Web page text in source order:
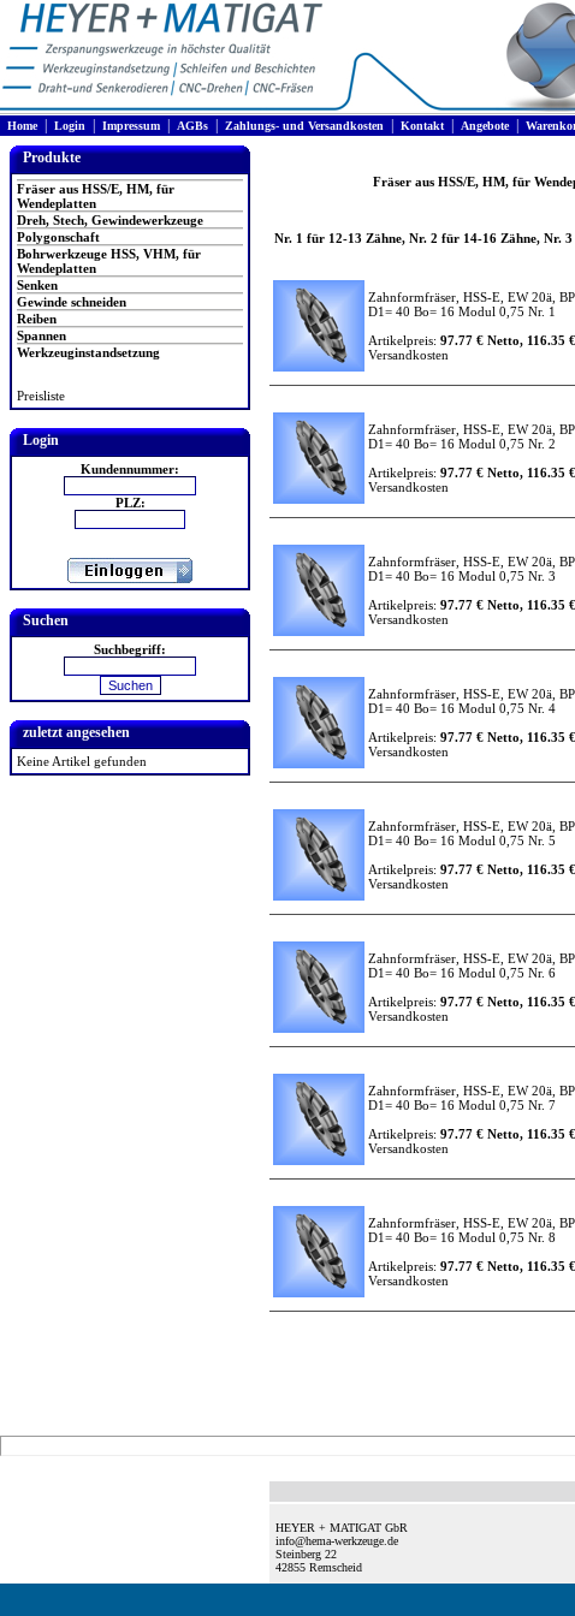
Home| Login Impressum AGBs Zahlungs- und Versandkosten Kontakt| Angebote|
Produkte
Fräser aus HSS/E, HM, für
Wendeplatten
Dreh, Stech, Gewindewerkzeuge
Polygonschaft
Bohrwerkzeuge HSS, VHM, für
Wendeplatten
Senken
Gewinde schneiden
Reiben
Spannen
Werkzeuginstandsetzung
Preisliste
Login
Kundennummer:
PLZ:
Suchen
Suchbegriff:
zuletzt angesehen
Keine Artikel gefunden
Fräser aus HSS/E, HM, für
Nr. 1 für 12-13 Zähne, Nr. 2 für 14-16 Zähne, Nr.
Zahnformfräser, HSS-E, EW 20ä,
D1= 40 Bo= 16 Modul 0,75 Nr. 1
Artikelpreis: 97.77 € Netto, 116.35
Versandkosten
Zahnformfräser, HSS-E, EW 20ä,
D1= 40 Bo= 16 Modul 0,75 Nr. 2
Artikelpreis: 97.77 € Netto, 116.35
Versandkosten
Zahnformfräser, HSS-E, EW 20ä,
D1= 40 Bo= 16 Modul 0,75 Nr. 3
Artikelpreis: 97.77 € Netto, 116.35
Versandkosten
Zahnformfräser, HSS-E, EW 20ä,
D1= 40 Bo= 16 Modul 0,75 Nr. 4
Artikelpreis: 97.77 € Netto, 116.35
Versandkosten
Zahnformfräser, HSS-E, EW 20ä,
D1= 40 Bo= 16 Modul 0,75 Nr. 5
Artikelpreis: 97.77 € Netto, 116.35
Versandkosten
Zahnformfräser, HSS-E, EW 20ä,
D1= 40 Bo= 16 Modul 0,75 Nr. 6
Artikelpreis: 97.77 € Netto, 116.35
Versandkosten
Zahnformfräser, HSS-E, EW 20ä,
D1= 40 Bo= 16 Modul 0,75 Nr. 7
Artikelpreis: 97.77 € Netto, 116.35
Versandkosten
Zahnformfräser, HSS-E, EW 20ä,
D1= 40 Bo= 16 Modul 0,75 Nr. 8
Artikelpreis: 97.77 € Netto, 116.35
Versandkosten
HEYER + MATIGAT GbR
info@hema-werkzeuge.de
Steinberg 22
42855 Remscheid